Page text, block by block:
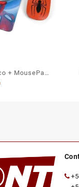
+ MousePad
divertido y